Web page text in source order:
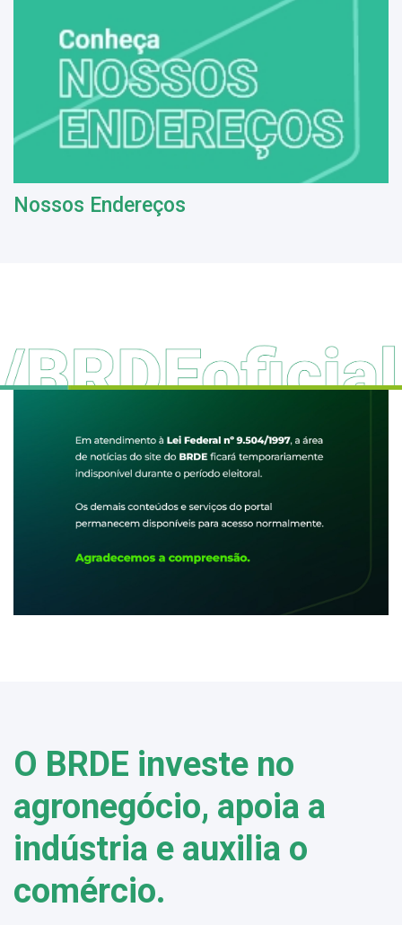
Nossos Endereços
O BRDE investe no
agronegócio, apoia a
indústria e auxilia o
comércio.